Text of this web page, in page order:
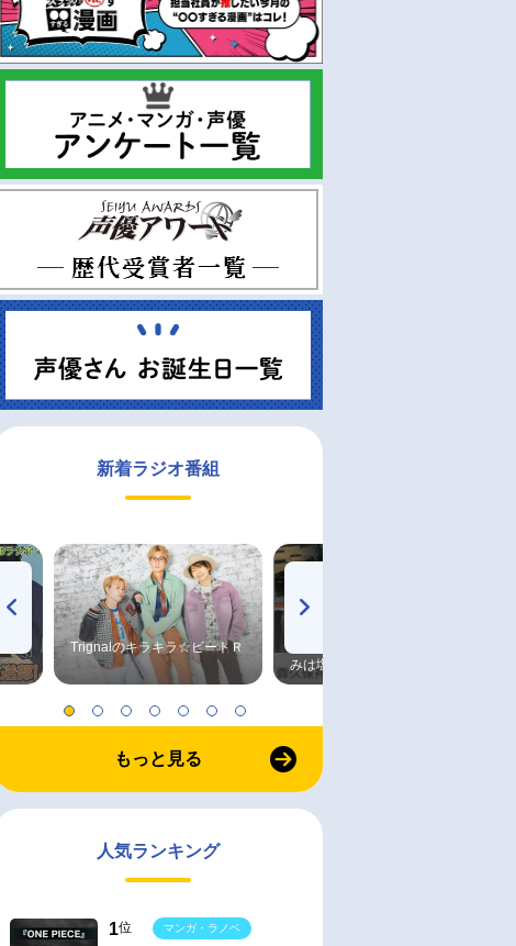
新着ラジオ番組
Trignalのキラキラ☆ビートＲ
みは塩だけ
もっと見る
人気ランキング
1位
マンガ・ラノベ